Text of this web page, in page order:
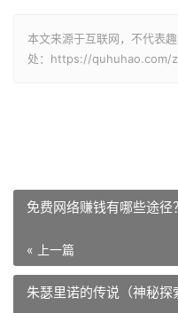
本文来源于互联网，不代表
处：https://quhuhao.com/
免费网络赚钱有哪些途径
« 上一篇
朱瑟里诺的传说（神秘探